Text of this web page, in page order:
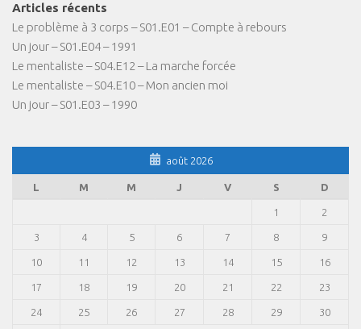
Articles récents
Le problème à 3 corps – S01.E01 – Compte à rebours
Un jour – S01.E04 – 1991
Le mentaliste – S04.E12 – La marche forcée
Le mentaliste – S04.E10 – Mon ancien moi
Un jour – S01.E03 – 1990
août 2026
L M M J V S D
1 2
3 4 5 6 7 8 9
10 11 12 13 14 15 16
17 18 19 20 21 22 23
24 25 26 27 28 29 30